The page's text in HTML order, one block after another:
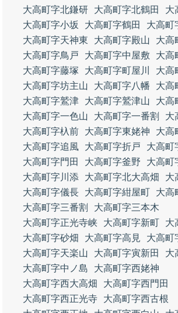
大高町字北鎌研
大高町字北鶴田
大
大高町字小坂
大高町字鶴田
大高町
大高町字天神東
大高町字殿山
大高
大高町字鳥戸
大高町字中屋敷
大高
大高町字藤塚
大高町字町屋川
大高
大高町字坊主山
大高町字八幡
大高
大高町字鷲津
大高町字鷲津山
大高
大高町字一色山
大高町字一番割
大
大高町字杁前
大高町字東姥神
大高
大高町字追風
大高町字折戸
大高町
大高町字門田
大高町字釜野
大高町
大高町字川添
大高町字北大高畑
大
大高町字儀長
大高町字紺屋町
大高
大高町字三番割
大高町字三本木
大高町字正光寺峡
大高町字新町
大
大高町字砂畑
大高町字高見
大高町
大高町字天楽山
大高町字寅新田
大
大高町字中ノ島
大高町字西姥神
大高町字西大高畑
大高町字西門田
大高町字西正光寺
大高町字西古根